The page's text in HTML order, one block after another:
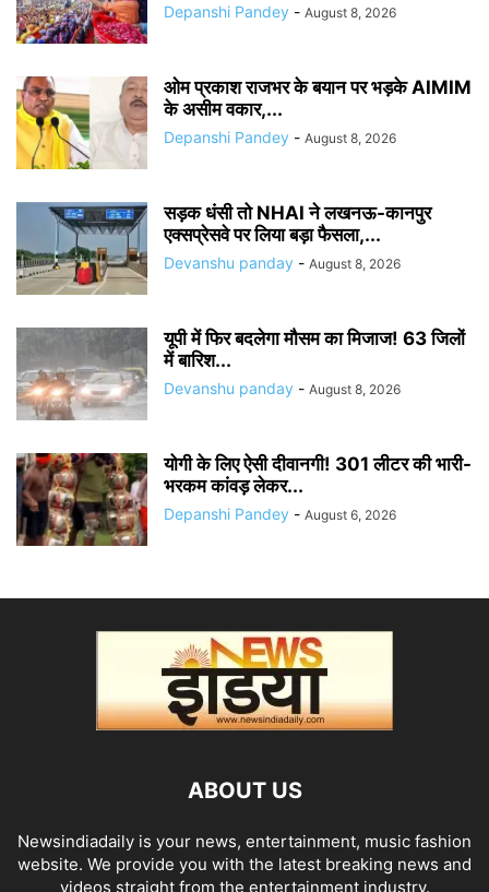
Depanshi Pandey - August 8, 2026
ओम प्रकाश राजभर के बयान पर भड़के AIMIM
के असीम वकार,...
Depanshi Pandey - August 8, 2026
सड़क धंसी तो NHAI ने लखनऊ-कानपुर
एक्सप्रेसवे पर लिया बड़ा फैसला,...
Devanshu panday - August 8, 2026
यूपी में फिर बदलेगा मौसम का मिजाज! 63 जिलों
में बारिश...
Devanshu panday - August 8, 2026
योगी के लिए ऐसी दीवानगी! 301 लीटर की भारी-
भरकम कांवड़ लेकर...
Depanshi Pandey - August 6, 2026
ABOUT US
Newsindiadaily is your news, entertainment, music fashion
website. We provide you with the latest breaking news and
videos straight from the entertainment industry.